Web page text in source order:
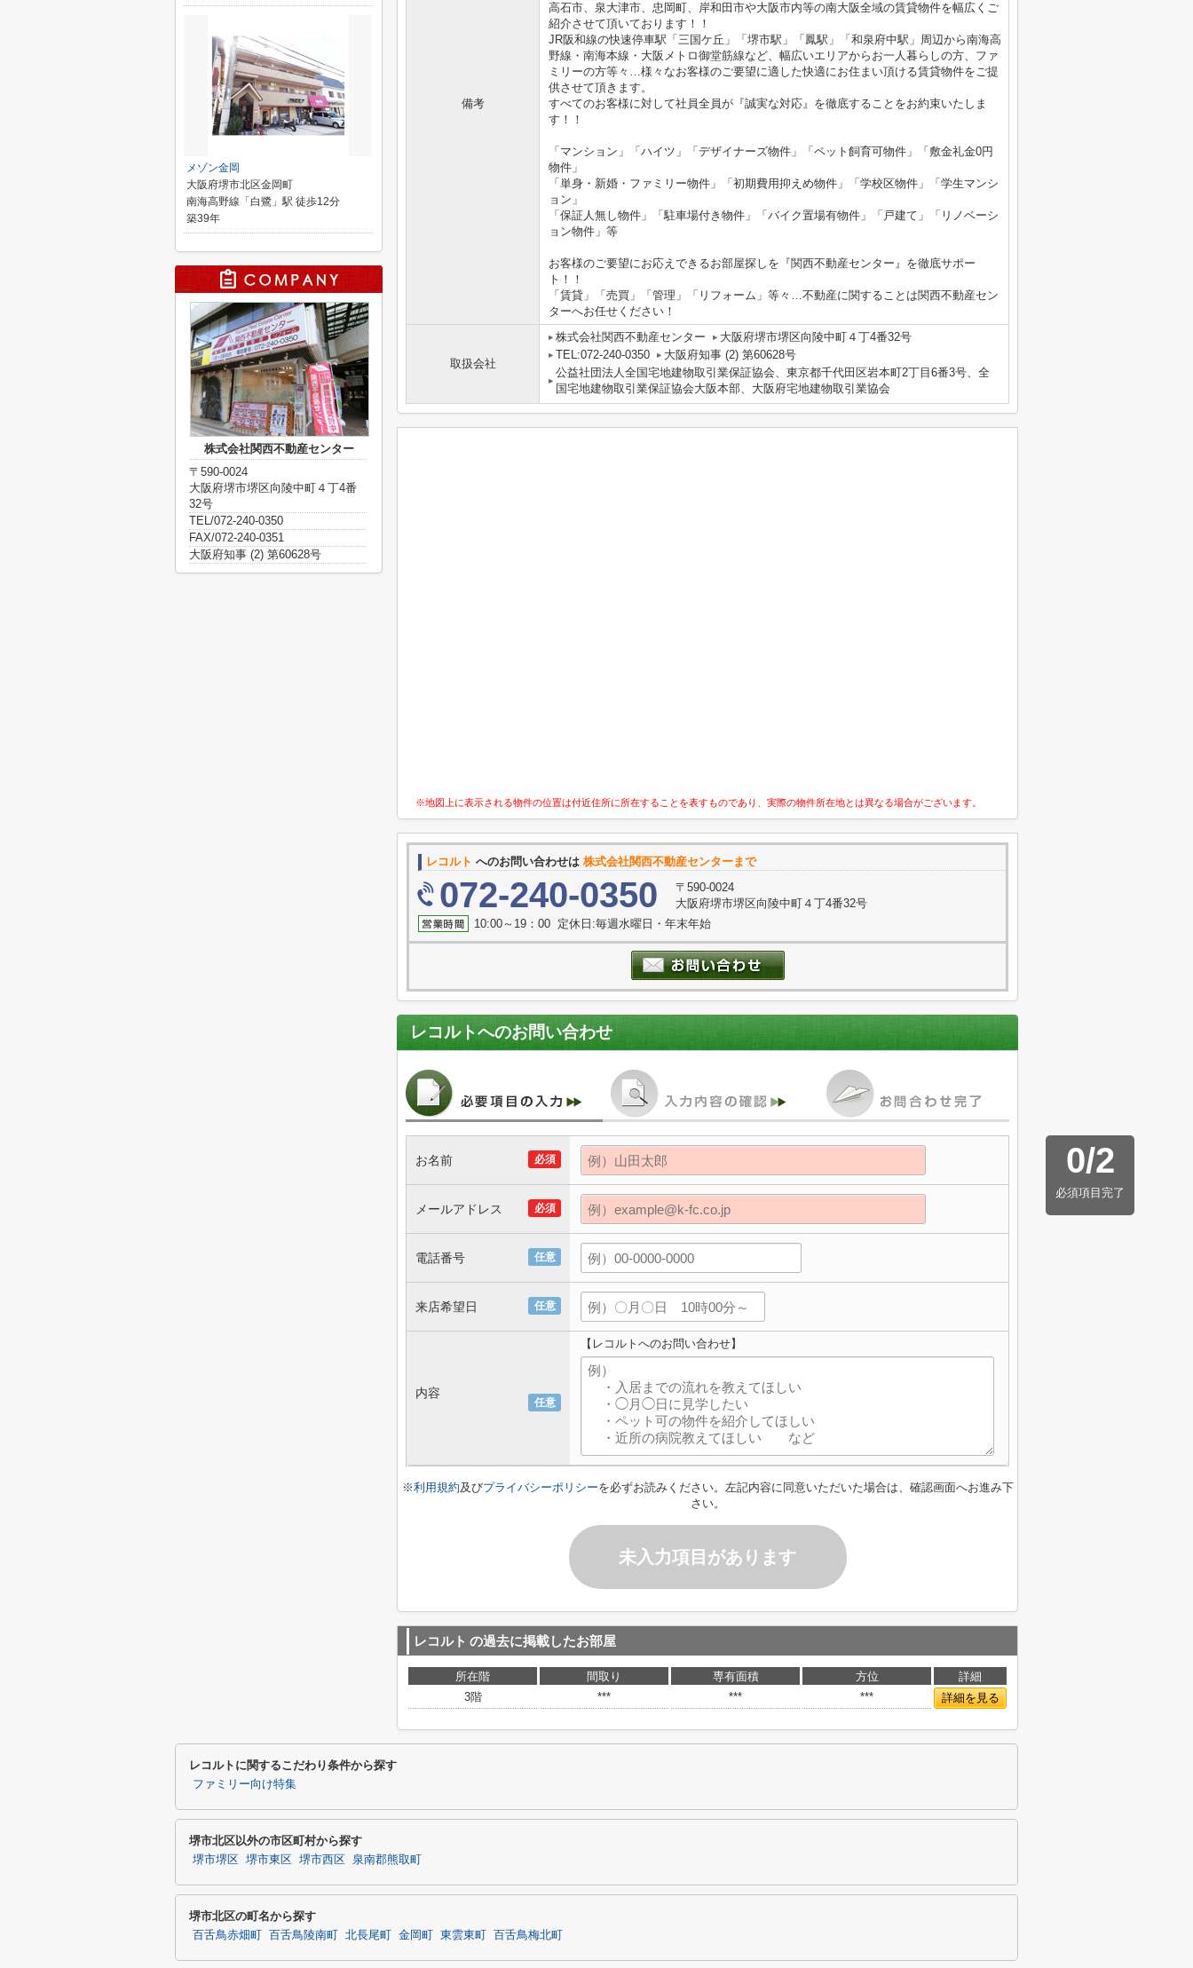
備考
高石市、泉大津市、忠岡町、岸和田市や大阪市内等の南大阪全域の賃貸物件を幅広くご
紹介させて頂いております！！
JR阪和線の快速停車駅「三国ケ丘」「堺市駅」「鳳駅」「和泉府中駅」周辺から南海高
野線・南海本線・大阪メトロ御堂筋線など、幅広いエリアからお一人暮らしの方、ファ
ミリーの方等々…様々なお客様のご要望に適した快適にお住まい頂ける賃貸物件をご提
供させて頂きます。
すべてのお客様に対して社員全員が『誠実な対応』を徹底することをお約束いたしま
す！！
「マンション」「ハイツ」「デザイナーズ物件」「ペット飼育可物件」「敷金礼金0円
物件」
「単身・新婚・ファミリー物件」「初期費用抑えめ物件」「学校区物件」「学生マンシ
ョン」
「保証人無し物件」「駐車場付き物件」「バイク置場有物件」「戸建て」「リノベーシ
ョン物件」等
お客様のご要望にお応えできるお部屋探しを『関西不動産センター』を徹底サポー
ト！！
「賃貸」「売買」「管理」「リフォーム」等々…不動産に関することは関西不動産セン
ターへお任せください！
取扱会社
株式会社関西不動産センター
大阪府堺市堺区向陵中町４丁4番32号
TEL:072-240-0350
大阪府知事 (2) 第60628号
公益社団法人全国宅地建物取引業保証協会、東京都千代田区岩本町2丁目6番3号、全
国宅地建物取引業保証協会大阪本部、大阪府宅地建物取引業協会
※地図上に表示される物件の位置は付近住所に所在することを表すものであり、実際の物件所在地とは異なる場合がございます。
レコルト へのお問い合わせは 株式会社関西不動産センターまで
072-240-0350
〒590-0024
大阪府堺市堺区向陵中町４丁4番32号
10:00～19：00 定休日:毎週水曜日・年末年始
レコルトへのお問い合わせ
0/2
必須項目完了
必須
お名前
必須
メールアドレス
任意
電話番号
任意
来店希望日
任意
内容
【レコルトへのお問い合わせ】
※利用規約及びプライバシーポリシーを必ずお読みください。左記内容に同意いただいた場合は、確認画面へお進み下
さい。
未入力項目があります
レコルト の過去に掲載したお部屋
所在階 間取り 専有面積 方位
詳細
3階
*** *** *** 詳細を見る
メゾン金岡
大阪府堺市北区金岡町
南海高野線「白鷺」駅 徒歩12分
築39年
株式会社関西不動産センター
〒590-0024
大阪府堺市堺区向陵中町４丁4番
32号
TEL/072-240-0350
FAX/072-240-0351
大阪府知事 (2) 第60628号
レコルトに関するこだわり条件から探す
ファミリー向け特集
堺市北区以外の市区町村から探す
堺市堺区 堺市東区 堺市西区 泉南郡熊取町
堺市北区の町名から探す
百舌鳥赤畑町 百舌鳥陵南町 北長尾町 金岡町 東雲東町 百舌鳥梅北町